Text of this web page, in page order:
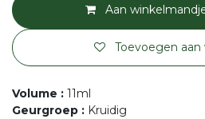
Aan
Toevoegen aan
Volume : 11ml
Geurgroep : Kruidig